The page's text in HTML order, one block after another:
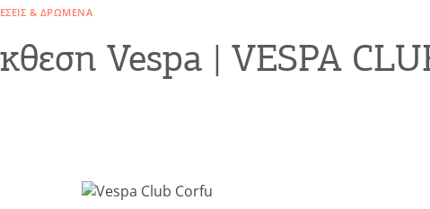
& ΔΡΏΜΕΝΑ
Vespa | VESPA